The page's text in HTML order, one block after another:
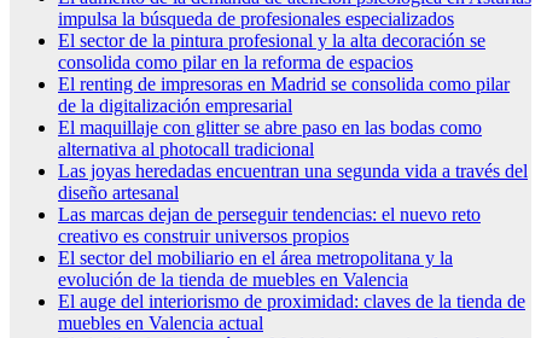
impulsa la búsqueda de profesionales especializados
El sector de la pintura profesional y la alta decoración se
consolida como pilar en la reforma de espacios
El renting de impresoras en Madrid se consolida como pilar
de la digitalización empresarial
El maquillaje con glitter se abre paso en las bodas como
alternativa al photocall tradicional
Las joyas heredadas encuentran una segunda vida a través del
diseño artesanal
Las marcas dejan de perseguir tendencias: el nuevo reto
creativo es construir universos propios
El sector del mobiliario en el área metropolitana y la
evolución de la tienda de muebles en Valencia
El auge del interiorismo de proximidad: claves de la tienda de
muebles en Valencia actual